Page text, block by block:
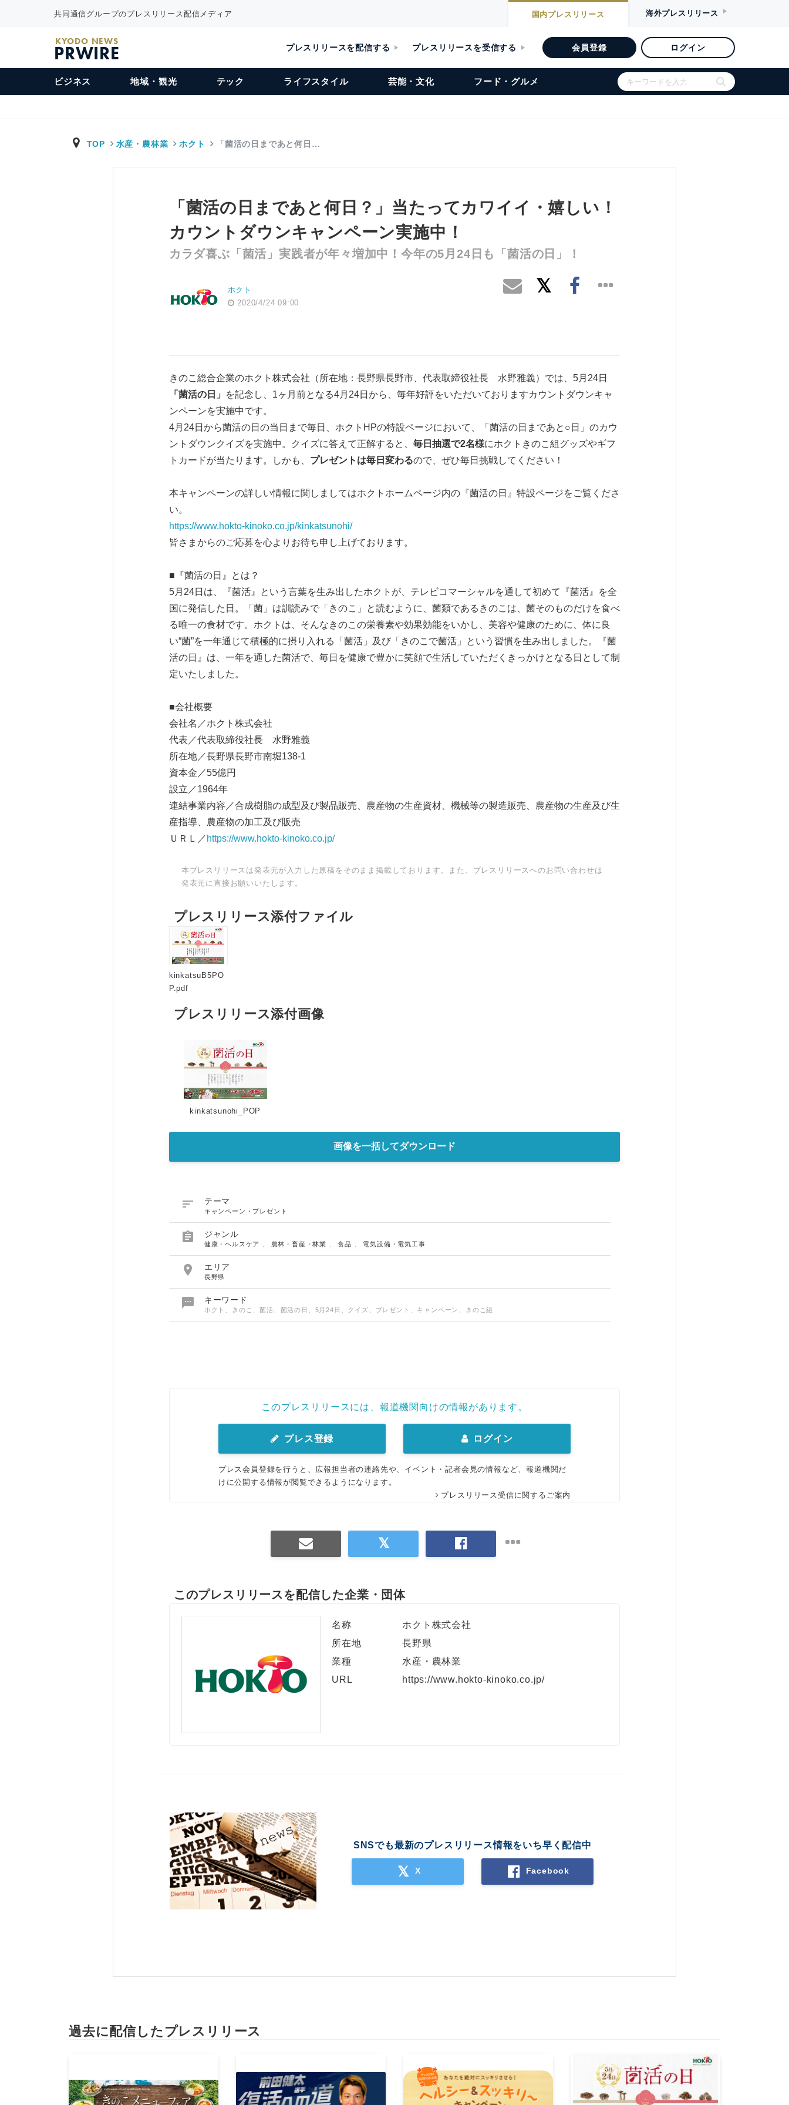
共同通信グループのプレスリリース配信メディア 国内プレスリリース 海外プレスリリース
KYODO NEWS
PRWIRE プレスリリースを配信する プレスリリースを受信する 会員登録 ログイン
ビジネス 地域・観光 テック ライフスタイル 芸能・文化 フード・グルメ
TOP 水産・農林業 ホクト 「菌活の日まであと何日…
「菌活の日まであと何日？」当たってカワイイ・嬉しい！
カウントダウンキャンペーン実施中！
カラダ喜ぶ「菌活」実践者が年々増加中！今年の5月24日も「菌活の日」！
ホクト
2020/4/24 09:00
きのこ総合企業のホクト株式会社（所在地：長野県長野市、代表取締役社長 水野雅義）では、5月24日
「菌活の日」
を記念し、1ヶ月前となる4月24日から、毎年好評をいただいておりますカウントダウンキャ
ンペーンを実施中です。
4月24日から菌活の日の当日まで毎日、ホクトHPの特設ページにおいて、「菌活の日まであと○日」のカウ
ントダウンクイズを実施中。クイズに答えて正解すると、 毎日抽選で2名様にホクトきのこ組グッズやギフ
トカードが当たります。しかも、 プレゼントは毎日変わるので、ぜひ毎日挑戦してください！
本キャンペーンの詳しい情報に関しましてはホクトホームページ内の『菌活の日』特設ページをご覧くださ
い。
https://www.hokto-kinoko.co.jp/kinkatsunohi/
皆さまからのご応募を心よりお待ち申し上げております。
■『菌活の日』とは？
5月24日は、『菌活』という言葉を生み出したホクトが、テレビコマーシャルを通して初めて『菌活』を全
国に発信した日。「菌」は訓読みで「きのこ」と読むように、菌類であるきのこは、菌そのものだけを食べ
る唯一の食材です。ホクトは、そんなきのこの栄養素や効果効能をいかし、美容や健康のために、体に良
い“菌”を一年通じて積極的に摂り入れる「菌活」及び「きのこで菌活」という習慣を生み出しました。『菌
活の日』は、一年を通した菌活で、毎日を健康で豊かに笑顔で生活していただくきっかけとなる日として制
定いたしました。
■会社概要
会社名／ホクト株式会社
代表／代表取締役社長 水野雅義
所在地／長野県長野市南堀138-1
資本金／55億円
設立／1964年
連結事業内容／合成樹脂の成型及び製品販売、農産物の生産資材、機械等の製造販売、農産物の生産及び生
産指導、農産物の加工及び販売
ＵＲＬ／ https://www.hokto-kinoko.co.jp/
本プレスリリースは発表元が入力した原稿をそのまま掲載しております。また、プレスリリースへのお問い合わせは
発表元に直接お願いいたします。
プレスリリース添付ファイル
kinkatsuB5PO
P.pdf
プレスリリース添付画像
kinkatsunohi_POP
画像を一括してダウンロード
 テーマ
キャンペーン・プレゼント
 ジャンル
健康・ヘルスケア 農林・畜産・林業 、食品 電気設備・電気工事
 エリア
長野県
 キーワード
ホクト、きのこ、菌活、菌活の日、5月24日、クイズ、プレゼント、キャンペーン、きのこ組
このプレスリリースには、報道機関向けの情報があります。
プレス登録 ログイン
プレス会員登録を行うと、広報担当者の連絡先や、イベント・記者会見の情報など、報道機関だ
けに公開する情報が閲覧できるようになります。
プレスリリース受信に関するご案内
このプレスリリースを配信した企業・団体
名称
ホクト株式会社
所在地
長野県
業種
水産・農林業
URL
https://www.hokto-kinoko.co.jp/
SNSでも最新のプレスリリース情報をいち早く配信中
X Facebook
過去に配信したプレスリリース
Japanese